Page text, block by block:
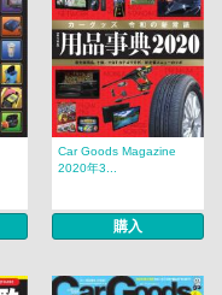
Car Goods Magazine
2020年3...
購入